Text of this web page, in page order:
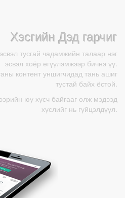
wall/
Хэсгийн Дэд гарчиг
тусгай чадамжийн талаар нэг
эсвэл хоёр өгүүлэмжээр бичнэ үү.
контент уншигчидад тань ашиг
тустай байх ёстой.
юу хүсч байгааг олж мэдээд
хүслийг нь гүйцэлдүүл.